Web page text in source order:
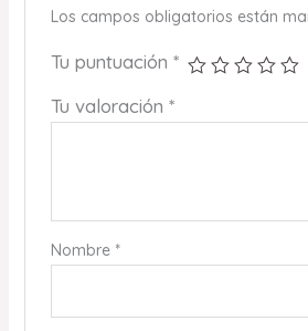
Los campos obligatorios están
Tu puntuación *
Tu valoración *
Nombre *